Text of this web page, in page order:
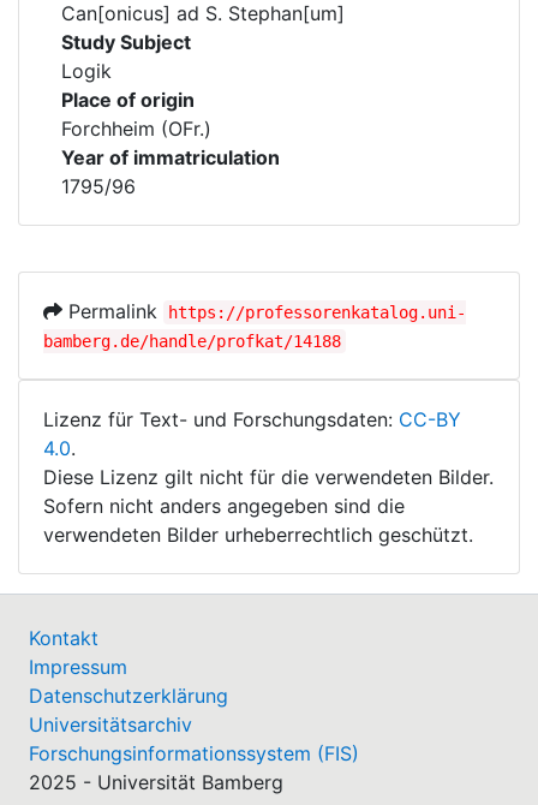
Can[onicus] ad S. Stephan[um]
Study Subject
Logik
Place of origin
Forchheim (OFr.)
Year of immatriculation
1795/96
Permalink
https://professorenkatalog.uni-
bamberg.de/handle/profkat/14188
Lizenz für Text- und Forschungsdaten: CC-BY
4.0.
Diese Lizenz gilt nicht für die verwendeten Bilder.
Sofern nicht anders angegeben sind die
verwendeten Bilder urheberrechtlich geschützt.
Kontakt
Impressum
Datenschutzerklärung
Universitätsarchiv
Forschungsinformationssystem (FIS)
2025 - Universität Bamberg